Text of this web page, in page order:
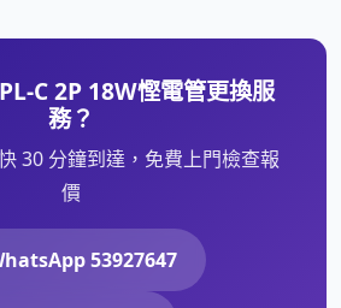
C 2P 18W慳電管更換服
務？
30 分鐘到達，免費上門檢查報
價
53927647